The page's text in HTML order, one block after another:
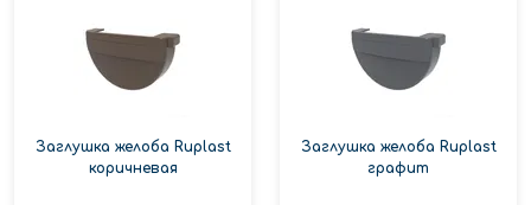
Заглушка желоба Ruplast
коричневая
Заглушка желоба Ruplast
графит